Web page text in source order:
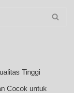
Tinggi
Cocok untuk